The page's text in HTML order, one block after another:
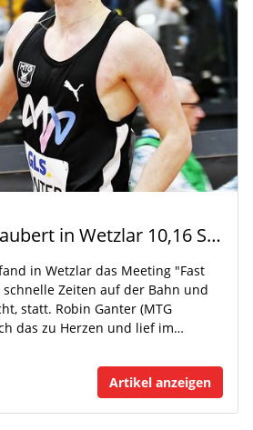
Robin Ganter zaubert in Wetzlar 10,16 Sekunden auf die Bahn
in Wetzlar das Meeting "Fast
schnelle Zeiten auf der Bahn und
statt. Robin Ganter (MTG
das zu Herzen und lief im…
Artikel anzeigen